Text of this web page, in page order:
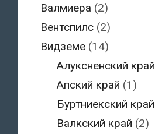
Валмиера (2)
Вентспилс(2)
Видземе(14)
Алуксненский край
Апский край (1)
Буртниекский край
Валкский край (2)